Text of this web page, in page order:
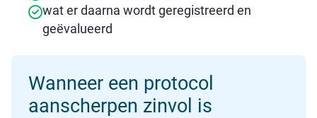
wat er daarna wordt geregistreerd en
geëvalueerd
Wanneer een protocol
aanscherpen zinvol is